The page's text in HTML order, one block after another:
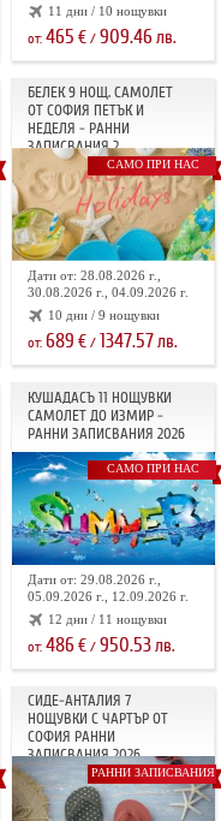
11 дни / 10 нощувки
от: 465 €/ 909.46лв.
БЕЛЕК 9 НОЩ. САМОЛЕТ
ОТ СОФИЯ ПЕТЪК И
НЕДЕЛЯ - РАННИ
ЗАПИСВАНИЯ 2...
САМО ПРИ НАС
Дати от: 28.08.2026 г.,
30.08.2026 г., 04.09.2026 г.
10 дни / 9 нощувки
от: 689 €/ 1347.57лв.
КУШАДАСЪ 11 НОЩУВКИ
САМОЛЕТ ДО ИЗМИР -
РАННИ ЗАПИСВАНИЯ 2026
САМО ПРИ НАС
Дати от: 29.08.2026 г.,
05.09.2026 г., 12.09.2026 г.
12 дни / 11 нощувки
от: 486€/ 950.53лв.
СИДЕ-АНТАЛИЯ 7
НОЩУВКИ С ЧАРТЪР OT
СОФИЯ РАННИ
ЗАПИСВАНИЯ 2026
РАННИ ЗАПИСВАНИЯ